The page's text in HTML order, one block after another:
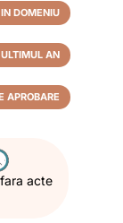
DOMENIU
AN
APROBARE
acte